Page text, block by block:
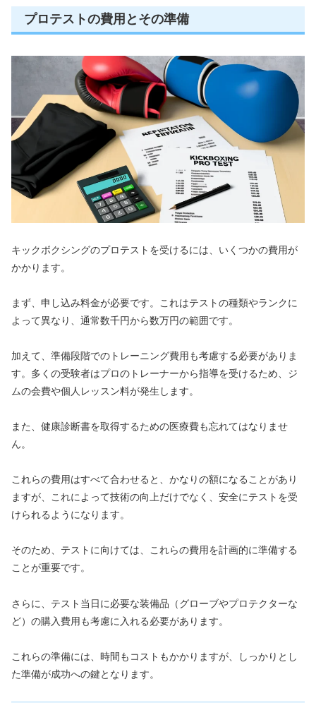
プロテストの費用とその準備
キックボクシングのプロテストを受けるには、いくつかの費用が
かかります。
まず、申し込み料金が必要です。これはテストの種類やランクに
よって異なり、通常数千円から数万円の範囲です。
加えて、準備段階でのトレーニング費用も考慮する必要がありま
す。多くの受験者はプロのトレーナーから指導を受けるため、ジ
ムの会費や個人レッスン料が発生します。
また、健康診断書を取得するための医療費も忘れてはなりませ
ん。
これらの費用はすべて合わせると、かなりの額になることがあり
ますが、これによって技術の向上だけでなく、安全にテストを受
けられるようになります。
そのため、テストに向けては、これらの費用を計画的に準備する
ことが重要です。
さらに、テスト当日に必要な装備品（グローブやプロテクターな
ど）の購入費用も考慮に入れる必要があります。
これらの準備には、時間もコストもかかりますが、しっかりとし
た準備が成功への鍵となります。